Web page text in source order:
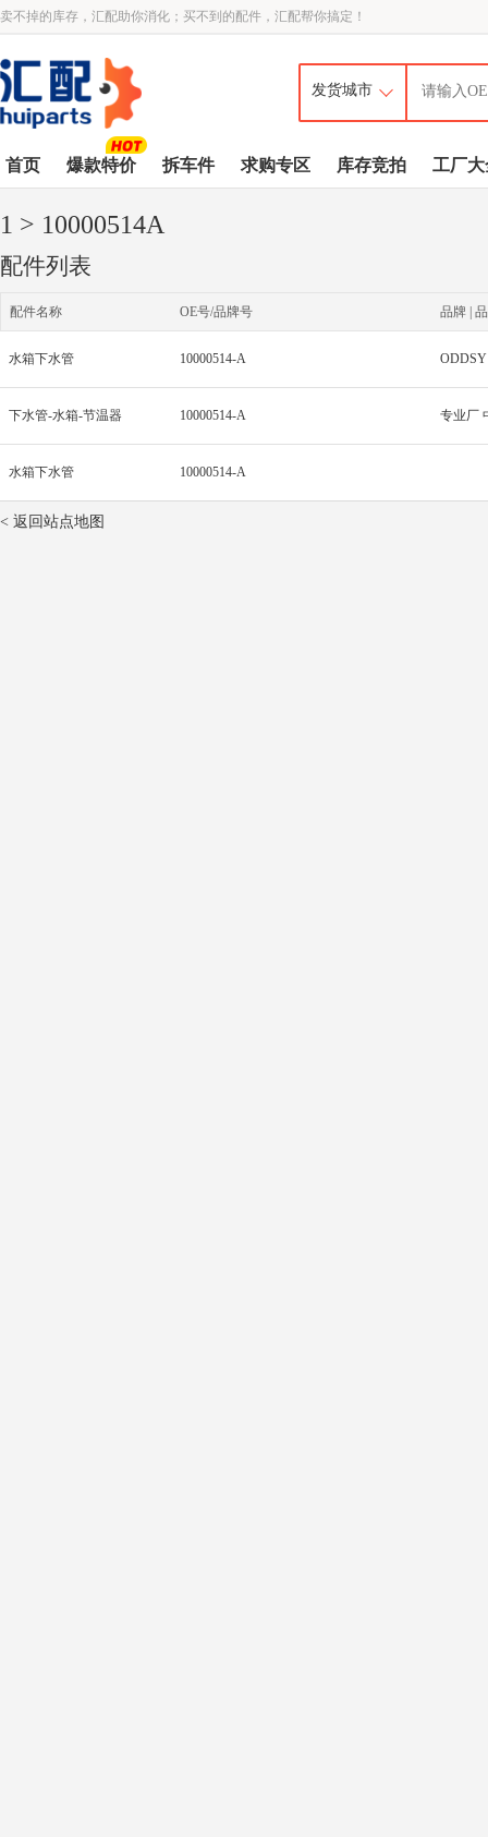
卖不掉的库存，汇配助你消化；买不到的配件，汇配帮你搞定！
首页 爆款特价 拆车件 求购专区 库存竞拍 工厂大
1 > 10000514A
配件列表
配件名称 OE号/品牌号 品牌 |
水箱下水管 10000514-A ODDSY
下水管-水箱-节温器 10000514-A 专业厂
水箱下水管 10000514-A
< 返回站点地图